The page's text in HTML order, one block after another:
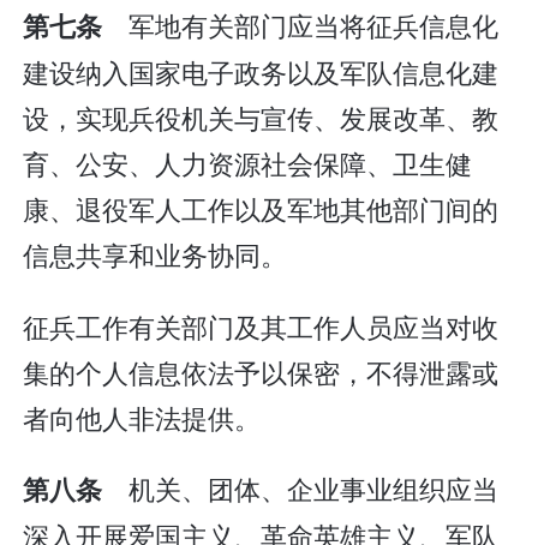
第七条 军地有关部门应当将征兵信息化
建设纳入国家电子政务以及军队信息化建
设，实现兵役机关与宣传、发展改革、教
育、公安、人力资源社会保障、卫生健
康、退役军人工作以及军地其他部门间的
信息共享和业务协同。
征兵工作有关部门及其工作人员应当对收
集的个人信息依法予以保密，不得泄露或
者向他人非法提供。
第八条 机关、团体、企业事业组织应当
深入开展爱国主义、革命英雄主义、军队